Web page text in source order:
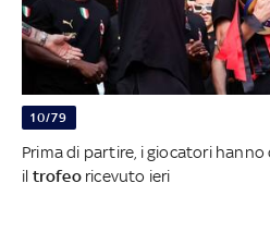
10/79
Prima di partire, i giocatori
il trofeo ricevuto ieri